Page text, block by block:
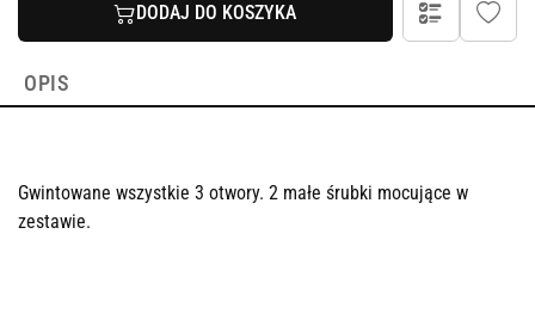
DODAJ DO KOSZYKA
OPIS
Gwintowane wszystkie 3 otwory. 2 małe śrubki mocujące w
zestawie.